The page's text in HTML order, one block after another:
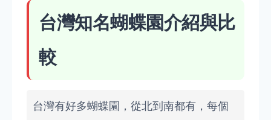
台灣知名蝴蝶園介紹與比
較
台灣有好多蝴蝶園，從北到南都有，每個